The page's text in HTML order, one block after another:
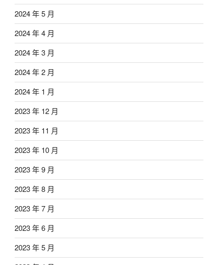
2024 年 5 月
2024 年 4 月
2024 年 3 月
2024 年 2 月
2024 年 1 月
2023 年 12 月
2023 年 11 月
2023 年 10 月
2023 年 9 月
2023 年 8 月
2023 年 7 月
2023 年 6 月
2023 年 5 月